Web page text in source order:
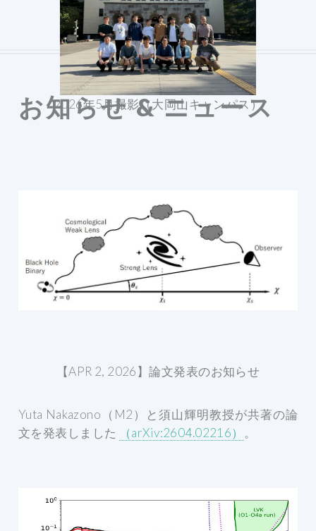
2026年5月撮影（大岡山キャンパス）
お知らせ & ニュース
【APR 2, 2026】論文発表のお知らせ
Yuta Nakazono（M2）と須山輝明教授が共著の論
文を発表しました
（arXiv:2604.02216） 。